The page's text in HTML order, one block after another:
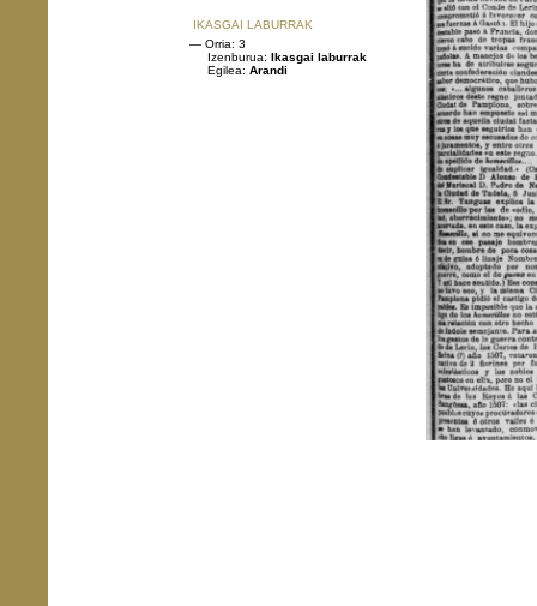
IKASGAI LABURRAK
— Orria: 3
Izenburua: Ikasgai laburrak
Egilea: Arandi